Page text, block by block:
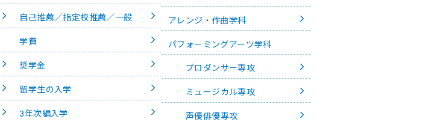
音楽総合アカデミー学科[4年制]
コンセルヴァトアール ディプロマ科[付帯教育]
音楽総合アカデミー学科[4年制]
自己推薦／指定校推薦／一般
学費
奨学金
留学生の入学
3年次編入学
アレンジ・作曲学科
パフォーミングアーツ学科
プロダンサー専攻
ミュージカル専攻
声優俳優専攻